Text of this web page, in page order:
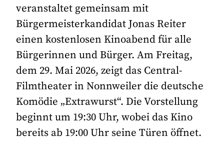
veranstaltet gemeinsam mit
Bürgermeisterkandidat Jonas Reiter
einen kostenlosen Kinoabend für alle
Bürgerinnen und Bürger. Am Freitag,
dem 29. Mai 2026, zeigt das Central-
Filmtheater in Nonnweiler die deutsche
Komödie „Extrawurst“. Die Vorstellung
beginnt um 19:30 Uhr, wobei das Kino
bereits ab 19:00 Uhr seine Türen öffnet.